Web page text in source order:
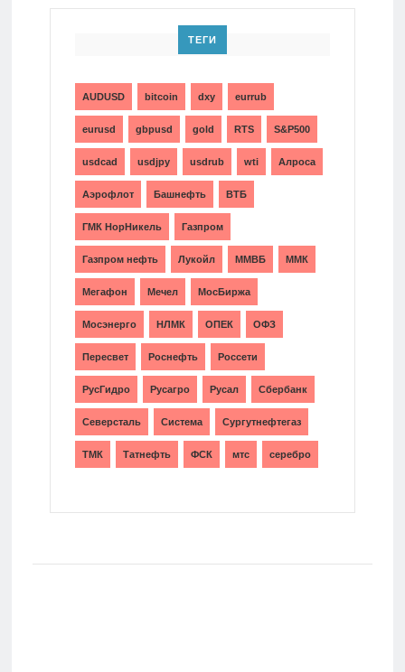
ТЕГИ
AUDUSD bitcoin dxy eurrub
eurusd gbpusd gold RTS S&P500
usdcad usdjpy usdrub wti Алроса
Аэрофлот Башнефть ВТБ
ГМК НорНикель Газпром
Газпром нефть Лукойл ММВБ ММК
Мегафон Мечел МосБиржа
Мосэнерго НЛМК ОПЕК ОФЗ
Пересвет Роснефть Россети
РусГидро Русагро Русал Сбербанк
Северсталь Система Сургутнефтегаз
ТМК Татнефть ФСК мтс серебро